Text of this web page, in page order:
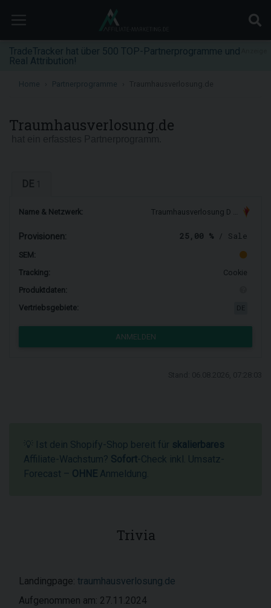
TradeTracker hat über 500 TOP-Partnerprogramme und
Real Attribution!
Home Partnerprogramme
Traumhausverlosung.de
DE
Name & Netzwerk: Traumhausverlosung D …
Provisionen: 25,00 % / Sale
SEM:
Tracking:
Cookie
Produktdaten:
Vertriebsgebiete:
ANMELDEN
💡 Ist dein Shopify-Shop bereit für skalierbares
Affiliate-Wachstum? Sofort-Check inkl. Umsatz-
Forecast – OHNE Anmeldung.
Trivia
Landingpage: traumhausverlosung.de
Aufgenommen am: 27.11.2024